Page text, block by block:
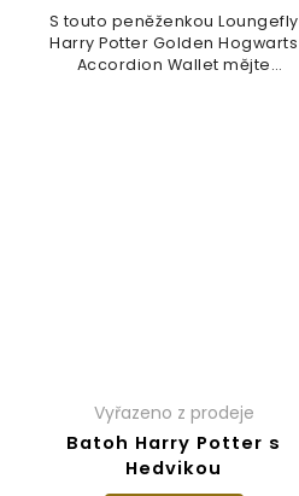
S touto peněženkou Loungefly
Harry Potter Golden Hogwarts
Accordion Wallet mějte
Batoh Harry Potter s
Hedvikou
Vyřazeno z prodeje